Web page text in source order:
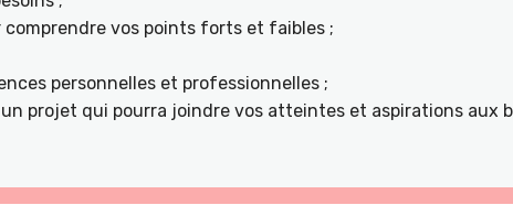
vos points forts et faibles ;
personnelles et professionnelles ;
projet qui pourra joindre vos atteintes et aspirations aux